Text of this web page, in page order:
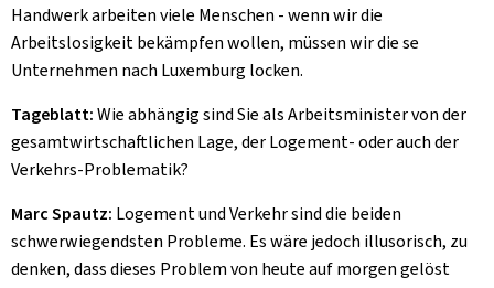
Handwerk arbeiten viele Menschen - wenn wir die
Arbeitslosigkeit bekämpfen wollen, müssen wir die se
Unternehmen nach Luxemburg locken.
Tageblatt:Wie abhängig sind Sie als Arbeitsminister von der
gesamtwirtschaftlichen Lage, der Logement- oder auch der
Verkehrs-Problematik?
Marc Spautz: Logement und Verkehr sind die beiden
schwerwiegendsten Probleme. Es wäre jedoch illusorisch, zu
denken, dass dieses Problem von heute auf morgen gelöst